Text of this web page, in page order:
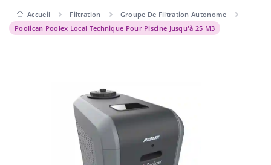
Accueil Filtration
Groupe De Filtration Autonome
Poolican Poolex Local Technique Pour Piscine Jusqu'à 25 M3